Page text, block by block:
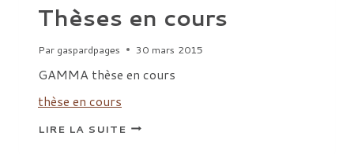
Thèses en cours
Par gaspardpages 30 mars 2015
GAMMA thèse en cours
thèse en cours
LIRE LA SUITETHÈSES
EN